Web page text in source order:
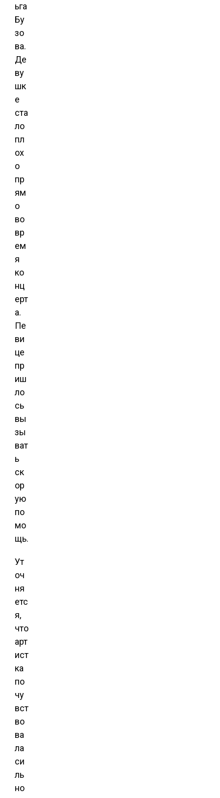
ьга
Бу
зо
ва.
Де
ву
шк
е
ста
ло
пл
ох
о
пр
ям
о
во
вр
ем
я
ко
нц
ерт
а.
Пе
ви
це
пр
иш
ло
сь
вы
зы
ват
ь
ск
ор
ую
по
мо
щь.
Ут
оч
ня
етс
я,
что
арт
ист
ка
по
чу
вст
во
ва
ла
си
ль
но